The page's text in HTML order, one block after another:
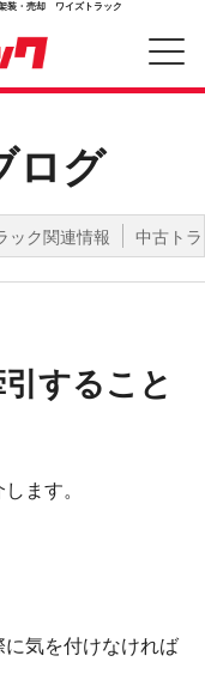
装・売却 ワイズトラック
ログ
ック関連情報 中古ト
すること
ます。
気を付けなければ